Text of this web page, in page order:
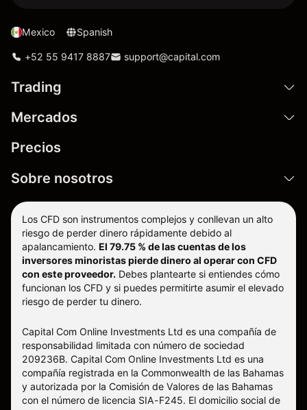
Mexico Spanish
+52 55 9417 8887 support@capital.com
Trading
Mercados
Precios
Sobre nosotros
Los CFD son instrumentos complejos y conllevan un alto
riesgo de perder dinero rápidamente debido al
apalancamiento. El 79.75 % de las cuentas de los
inversores minoristas pierde dinero al operar con CFD
con este proveedor. Debes plantearte si entiendes cómo
funcionan los CFD y si puedes permitirte asumir el elevado
riesgo de perder tu dinero.
Capital Com Online Investments Ltd es una compañía de
responsabilidad limitada con número de sociedad
209236B. Capital Com Online Investments Ltd es una
compañía registrada en la Commonwealth de las Bahamas
y autorizada por la Comisión de Valores de las Bahamas
con el número de licencia SIA-F245. El domicilio social de